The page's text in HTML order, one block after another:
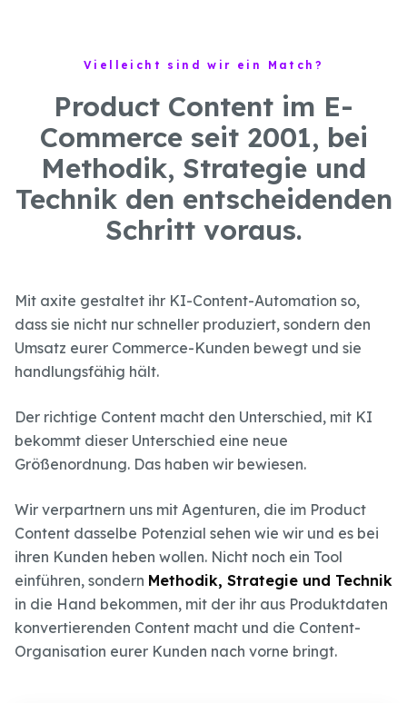
Vielleicht sind wir ein Match?
Product Content im E-
Commerce seit 2001, bei
Methodik, Strategie und
Technik den entscheidenden
Schritt voraus.
Mit axite gestaltet ihr KI-Content-Automation so,
dass sie nicht nur schneller produziert, sondern den
Umsatz eurer Commerce-Kunden bewegt und sie
handlungsfähig hält.
Der richtige Content macht den Unterschied, mit KI
bekommt dieser Unterschied eine neue
Größenordnung. Das haben wir bewiesen.
Wir verpartnern uns mit Agenturen, die im Product
Content dasselbe Potenzial sehen wie wir und es bei
ihren Kunden heben wollen. Nicht noch ein Tool
einführen, sondern Methodik, Strategie und Technik
in die Hand bekommen, mit der ihr aus Produktdaten
konvertierenden Content macht und die Content-
Organisation eurer Kunden nach vorne bringt.